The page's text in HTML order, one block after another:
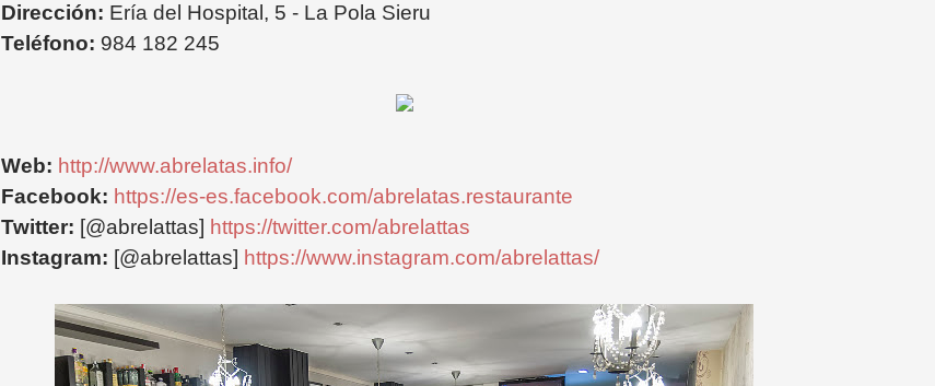
Dirección: Ería del Hospital, 5 - La Pola Sieru
Teléfono: 984 182 245
Web: http://www.abrelatas.info/
Facebook: https://es-es.facebook.com/abrelatas.restaurante
Twitter: [@abrelattas] https://twitter.com/abrelattas
Instagram: [@abrelattas] https://www.instagram.com/abrelattas/